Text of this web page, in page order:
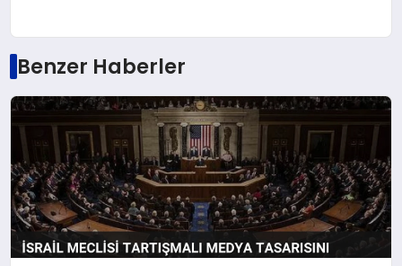
Benzer Haberler